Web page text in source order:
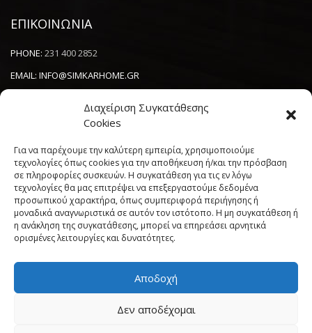
Διαχείριση Συγκατάθεσης
Cookies
Για να παρέχουμε την καλύτερη εμπειρία, χρησιμοποιούμε
τεχνολογίες όπως cookies για την αποθήκευση ή/και την πρόσβαση
σε πληροφορίες συσκευών. Η συγκατάθεση για τις εν λόγω
τεχνολογίες θα μας επιτρέψει να επεξεργαστούμε δεδομένα
προσωπικού χαρακτήρα, όπως συμπεριφορά περιήγησης ή
μοναδικά αναγνωριστικά σε αυτόν τον ιστότοπο. Η μη συγκατάθεση ή
η ανάκληση της συγκατάθεσης, μπορεί να επηρεάσει αρνητικά
ορισμένες λειτουργίες και δυνατότητες.
Αποδοχή
Δεν αποδέχομαι
ΕΠΙΚΟΙΝΩΝΙΑ
PHONE: 231 400 2852
EMAIL: INFO@SIMKARHOME.GR
NEWSLETTER
----------------------
Πολιτική Cookies (ΕΕ)
Όροι και Προϋποθέσεις
Δήλωση Απορρήτου
My account